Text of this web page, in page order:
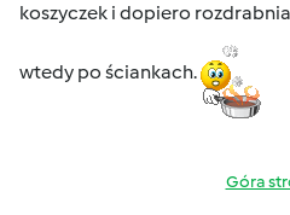
koszyczek i dopiero
wtedy po ściankach.
Góra